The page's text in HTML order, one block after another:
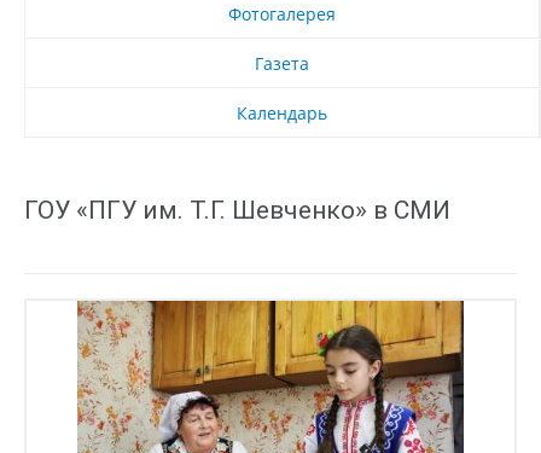
Фотогалерея
Газета
Календарь
ГОУ «ПГУ им. Т.Г. Шевченко» в СМИ